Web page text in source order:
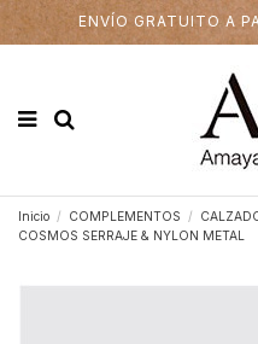
ENVÍO GRATUITO A
Inicio COMPLEMENTOS
COSMOS SERRAJE & NYLON METAL